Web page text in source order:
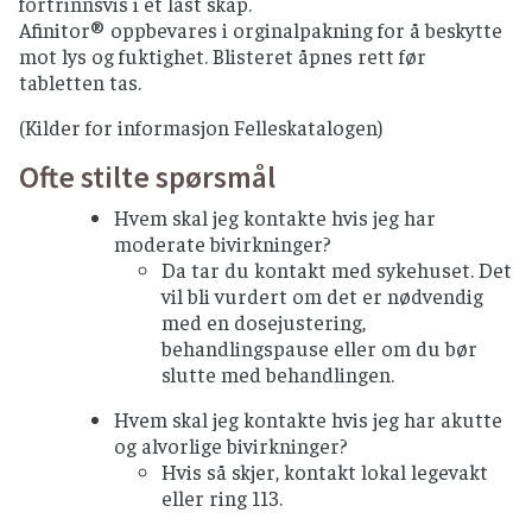
Afinitor® oppbevares i orginalpakning for å beskytte
mot lys og fuktighet. Blisteret åpnes rett før
tabletten tas.
(Kilder for informasjon Felleskatalogen)
Ofte stilte spørsmål
Hvem skal jeg kontakte hvis jeg har
moderate bivirkninger?
Da tar du kontakt med sykehuset. Det
vil bli vurdert om det er nødvendig
med en dosejustering,
behandlingspause eller om du bør
slutte med behandlingen.
Hvem skal jeg kontakte hvis jeg har akutte
og alvorlige bivirkninger?
Hvis så skjer, kontakt lokal legevakt
eller ring 113.